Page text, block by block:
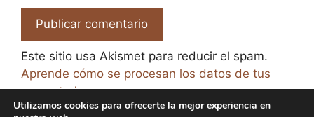
Este sitio usa Akismet para reducir el spam.
Aprende cómo se procesan los datos de tus
comentarios.
Utilizamos cookies para ofrecerte la mejor experiencia en